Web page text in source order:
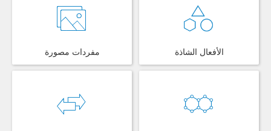
مفردات مصورة الأفعال الشاذة